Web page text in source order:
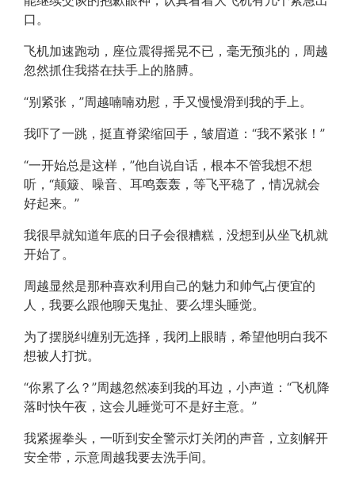
口。
飞机加速跑动，座位震得摇晃不已，毫无预兆的，周越
忽然抓住我搭在扶手上的胳膊。
“别紧张，”周越喃喃劝慰，手又慢慢滑到我的手上。
我吓了一跳，挺直脊梁缩回手，皱眉道：“我不紧张！”
“一开始总是这样，”他自说自话，根本不管我想不想
听，“颠簸、噪音、耳鸣轰轰，等飞平稳了，情况就会
好起来。”
我很早就知道年底的日子会很糟糕，没想到从坐飞机就
开始了。
周越显然是那种喜欢利用自己的魅力和帅气占便宜的
人，我要么跟他聊天鬼扯、要么埋头睡觉。
为了摆脱纠缠别无选择，我闭上眼睛，希望他明白我不
想被人打扰。
“你累了么？”周越忽然凑到我的耳边，小声道：“飞机降
落时快午夜，这会儿睡觉可不是好主意。”
我紧握拳头，一听到安全警示灯关闭的声音，立刻解开
安全带，示意周越我要去洗手间。